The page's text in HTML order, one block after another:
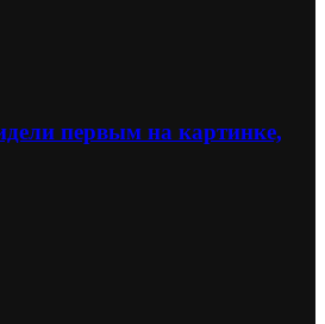
первым на картинке,